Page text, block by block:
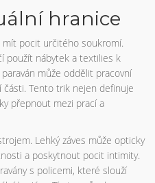
hranice
pocit určitého soukromí.
použít nábytek a textilies k
může oddělit pracovní
Tento trik nejen definuje
přepnout mezi prací a
Lehký záves může opticky
a poskytnout pocit intimity.
s policemi, které slouží